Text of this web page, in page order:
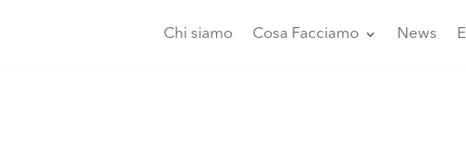
Chi siamo Cosa Facciamo News